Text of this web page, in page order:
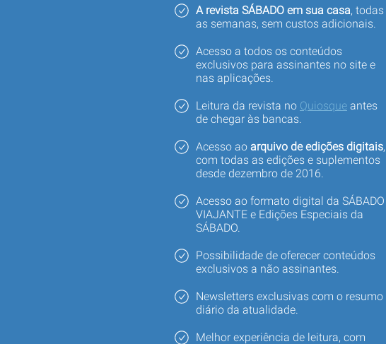
A revista SÁBADO em sua casa, todas
as semanas, sem custos adicionais.
Acesso a todos os conteúdos
exclusivos para assinantes no site e
nas aplicações.
Leitura da revista no Quiosque antes
de chegar às bancas.
Acesso ao arquivo de edições digitais,
com todas as edições e suplementos
desde dezembro de 2016.
Acesso ao formato digital da SÁBADO
VIAJANTE e Edições Especiais da
SÁBADO.
Possibilidade de oferecer conteúdos
exclusivos a não assinantes.
Newsletters exclusivas com o resumo
diário da atualidade.
Melhor experiência de leitura, com